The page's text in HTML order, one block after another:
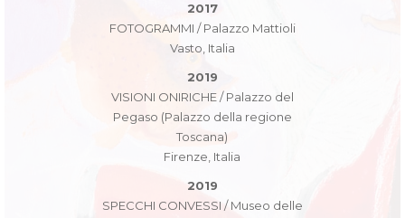
2017
FOTOGRAMMI / Palazzo Mattioli
Vasto, Italia
2019
VISIONI ONIRICHE / Palazzo del
Pegaso (Palazzo della regione
Toscana)
Firenze, Italia
2019
SPECCHI CONVESSI / Museo delle